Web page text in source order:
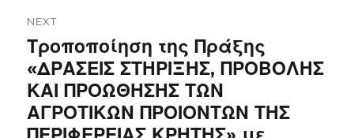
NEXT
Next
post:
Τροποποίηση της Πράξης
«ΔΡΑΣΕΙΣ ΣΤΗΡΙΞΗΣ, ΠΡΟΒΟΛΗΣ
ΚΑΙ ΠΡΟΩΘΗΣΗΣ ΤΩΝ
ΑΓΡΟΤΙΚΩΝ ΠΡΟΙΟΝΤΩΝ ΤΗΣ